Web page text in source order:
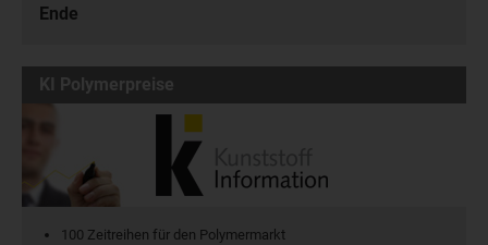
Ende
KI Polymerpreise
100 Zeitreihen für den Polymermarkt